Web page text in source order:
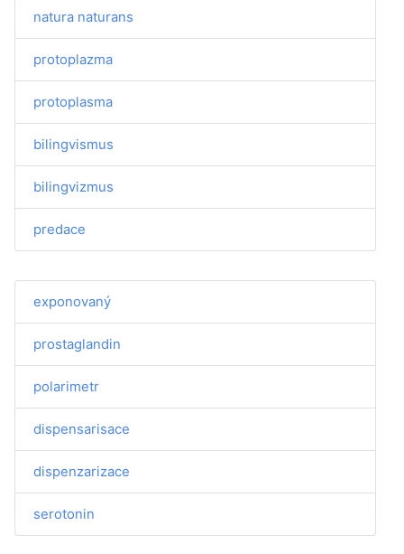
natura naturans
protoplazma
protoplasma
bilingvismus
bilingvizmus
predace
exponovaný
prostaglandin
polarimetr
dispensarisace
dispenzarizace
serotonin